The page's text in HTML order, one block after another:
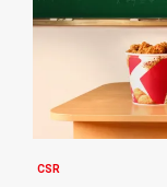
CSR